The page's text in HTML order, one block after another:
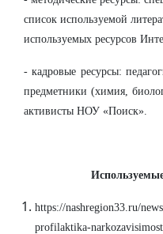
список используемой
используемых ресурсов
- кадровые ресурсы:
предметники (химия,
активисты НОУ «Поиск».
https://nashregion33.ru/
profilaktika-